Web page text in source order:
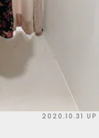
2022.07.02 UP